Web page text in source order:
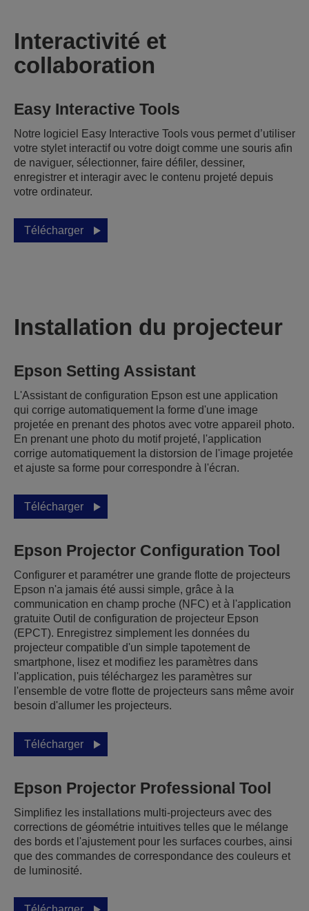
Interactivité et
collaboration
Easy Interactive Tools
Notre logiciel Easy Interactive Tools vous permet d’utiliser
votre stylet interactif ou votre doigt comme une souris afin
de naviguer, sélectionner, faire défiler, dessiner,
enregistrer et interagir avec le contenu projeté depuis
votre ordinateur.
Télécharger
Installation du projecteur
Epson Setting Assistant
L'Assistant de configuration Epson est une application
qui corrige automatiquement la forme d'une image
projetée en prenant des photos avec votre appareil photo.
En prenant une photo du motif projeté, l'application
corrige automatiquement la distorsion de l'image projetée
et ajuste sa forme pour correspondre à l'écran.
Télécharger
Epson Projector Configuration Tool
Configurer et paramétrer une grande flotte de projecteurs
Epson n'a jamais été aussi simple, grâce à la
communication en champ proche (NFC) et à l'application
gratuite Outil de configuration de projecteur Epson
(EPCT). Enregistrez simplement les données du
projecteur compatible d'un simple tapotement de
smartphone, lisez et modifiez les paramètres dans
l'application, puis téléchargez les paramètres sur
l'ensemble de votre flotte de projecteurs sans même avoir
besoin d'allumer les projecteurs.
Télécharger
Epson Projector Professional Tool
Simplifiez les installations multi-projecteurs avec des
corrections de géométrie intuitives telles que le mélange
des bords et l'ajustement pour les surfaces courbes, ainsi
que des commandes de correspondance des couleurs et
de luminosité.